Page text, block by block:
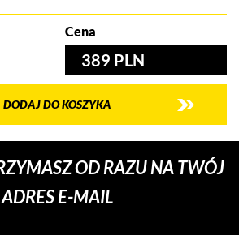
Cena
389 PLN
DODAJ DO KOSZYKA
OD RAZU NA TWÓJ
ADRES E-MAIL